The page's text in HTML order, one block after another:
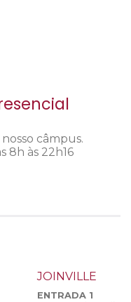
câmpus.
8h às 22h16
JOINVILLE
ENTRADA 1